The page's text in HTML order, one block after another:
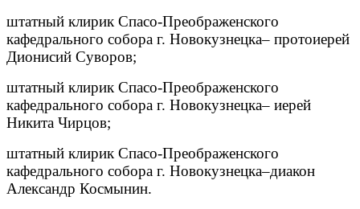
штатный клирик Спасо-Преображенского
кафедрального собора г. Новокузнецка– протоиерей
Дионисий Суворов;
штатный клирик Спасо-Преображенского
кафедрального собора г. Новокузнецка– иерей
Никита Чирцов;
штатный клирик Спасо-Преображенского
кафедрального собора г. Новокузнецка–диакон
Александр Космынин.